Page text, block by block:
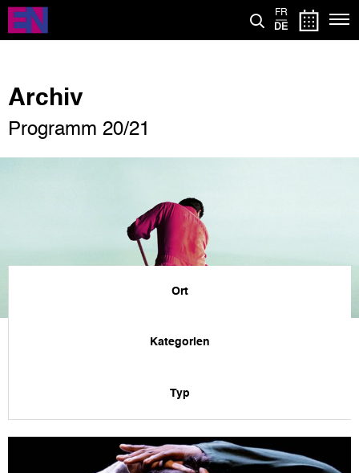
Direkt
zum
Inhalt
FR
DE
Archiv
Programm 20/21
Ort
Kategorien
Typ